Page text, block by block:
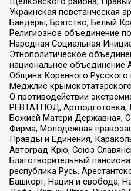
Украинская повстанческая
Бандеры, Братство, Белый
Религиозное объединение
Народная Социальная
Этнополитическое
национальное объединение
Община Коренного Русского
Меджлис
О противодействии
РЕВТАТПОД, Артподготовка,
Божией Матери Державная,
Фирма, Молодежная
Правды и Единения,
Автоград Крю, Союз
Благотворительный
республика Русь,
Башкорт, Нация и свобода,